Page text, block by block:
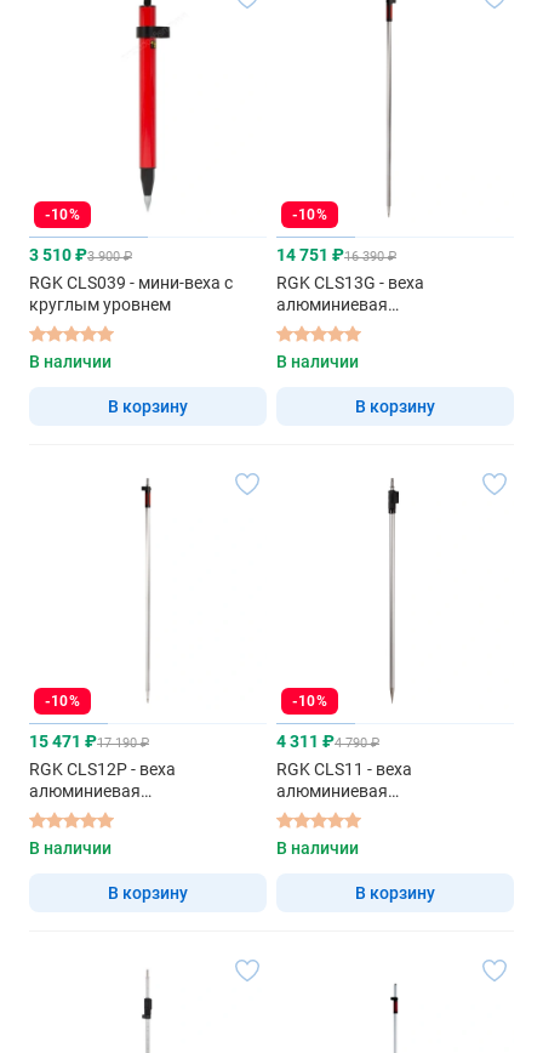
-10%
3 510 ₽3 900 ₽
RGK CLS039 - мини-веха с
круглым уровнем
В наличии
В корзину
-10%
14 751 ₽16 390 ₽
RGK CLS13G - веха
алюминиевая
телескопическая
В наличии
В корзину
-10%
15 471 ₽17 190 ₽
RGK CLS12P - веха
алюминиевая
телескопическая
В наличии
В корзину
-10%
4 311 ₽4 790 ₽
RGK CLS11 - веха
алюминиевая
телескопическая
В наличии
В корзину